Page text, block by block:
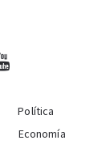
Política
Economía